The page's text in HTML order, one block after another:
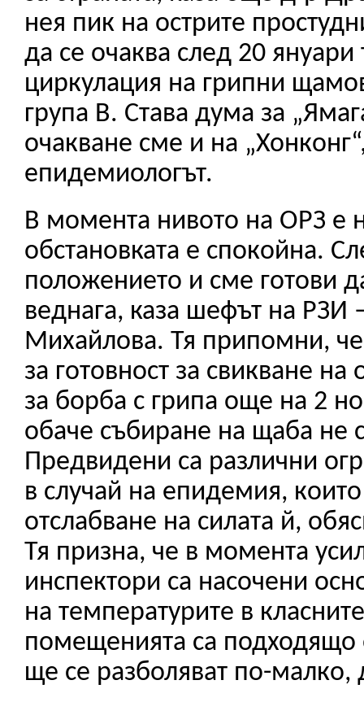
нея пик на острите
да се очаква след 20 януари
циркулация на грипни
група B. Става дума за
очакване сме и на
епидемиологът.
В момента нивото на ОРЗ е
обстановката е спокойна.
положението и сме готови
веднага, каза шефът на РЗИ
Михайлова. Тя припомни,
за готовност за свикване на
за борба с грипа още на 2
обаче събиране на щаба не
Предвидени са различни
в случай на епидемия,
отслабване на силата й,
Тя призна, че в момента
инспектори са насочени
на температурите в
помещенията са подходящо
ще се разболяват по-малко,